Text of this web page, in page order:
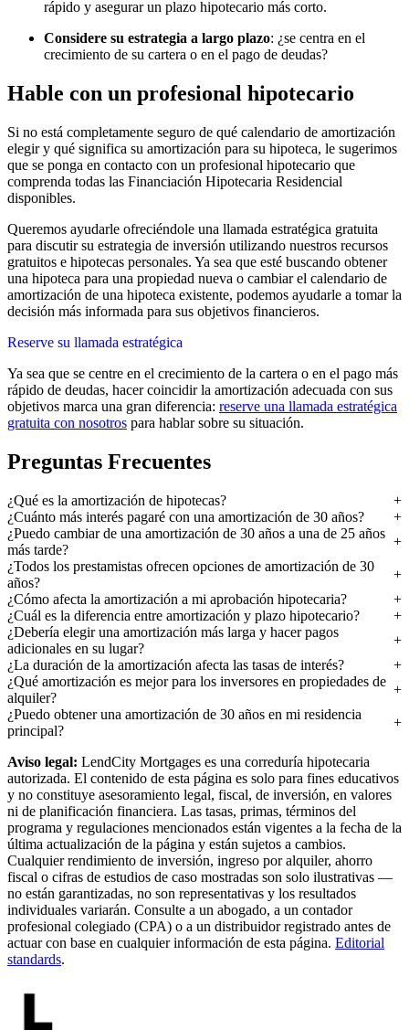
rápido y asegurar un plazo hipotecario más corto.
Considere su estrategia a largo plazo: ¿se centra en el
crecimiento de su cartera o en el pago de deudas?
Hable con un profesional hipotecario
Si no está completamente seguro de qué calendario de amortización
elegir y qué significa su amortización para su hipoteca, le sugerimos
que se ponga en contacto con un profesional hipotecario que
comprenda todas las Financiación Hipotecaria Residencial
disponibles.
Queremos ayudarle ofreciéndole una llamada estratégica gratuita
para discutir su estrategia de inversión utilizando nuestros recursos
gratuitos e hipotecas personales. Ya sea que esté buscando obtener
una hipoteca para una propiedad nueva o cambiar el calendario de
amortización de una hipoteca existente, podemos ayudarle a tomar la
decisión más informada para sus objetivos financieros.
Reserve su llamada estratégica
Ya sea que se centre en el crecimiento de la cartera o en el pago más
rápido de deudas, hacer coincidir la amortización adecuada con sus
objetivos marca una gran diferencia: reserve una llamada estratégica
gratuita con nosotros para hablar sobre su situación.
Preguntas Frecuentes
¿Qué es la amortización de hipotecas?
¿Cuánto más interés pagaré con una amortización de 30 años?
¿Puedo cambiar de una amortización de 30 años a una de 25 años
más tarde?
¿Todos los prestamistas ofrecen opciones de amortización de 30
años?
¿Cómo afecta la amortización a mi aprobación hipotecaria?
¿Cuál es la diferencia entre amortización y plazo hipotecario?
¿Debería elegir una amortización más larga y hacer pagos
adicionales en su lugar?
¿La duración de la amortización afecta las tasas de interés?
¿Qué amortización es mejor para los inversores en propiedades de
alquiler?
¿Puedo obtener una amortización de 30 años en mi residencia
principal?
Aviso legal: LendCity Mortgages es una correduría hipotecaria
autorizada. El contenido de esta página es solo para fines educativos
y no constituye asesoramiento legal, fiscal, de inversión, en valores
ni de planificación financiera. Las tasas, primas, términos del
programa y regulaciones mencionados están vigentes a la fecha de la
última actualización de la página y están sujetos a cambios.
Cualquier rendimiento de inversión, ingreso por alquiler, ahorro
fiscal o cifras de estudios de caso mostradas son solo ilustrativas —
no están garantizadas, no son representativas y los resultados
individuales variarán. Consulte a un abogado, a un contador
profesional colegiado (CPA) o a un distribuidor registrado antes de
actuar con base en cualquier información de esta página. Editorial
standards.